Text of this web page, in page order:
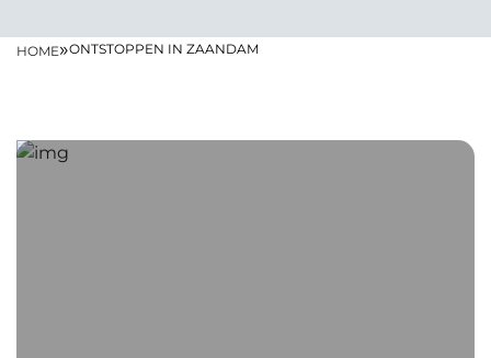
HOME»ONTSTOPPEN IN ZAANDAM